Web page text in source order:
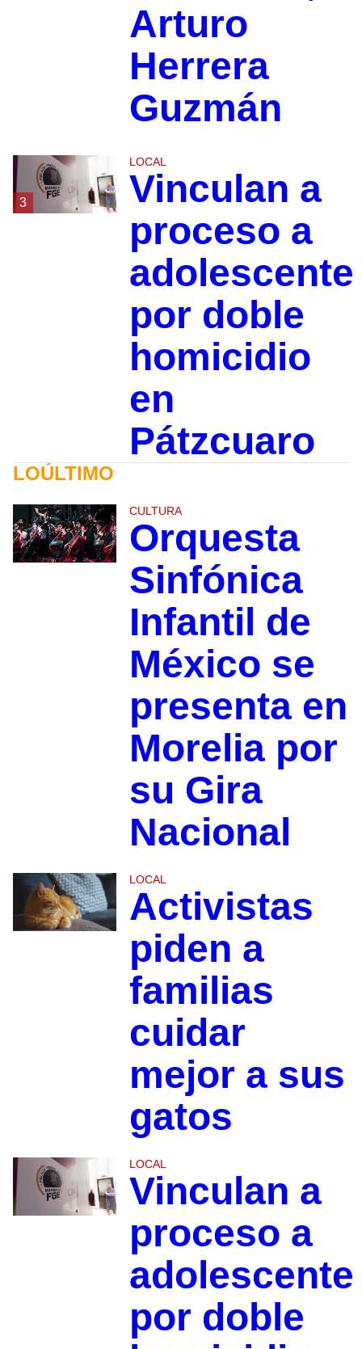
Arturo
Herrera
Guzmán
3
LOCAL
Vinculan a
proceso a
adolescente
por doble
homicidio
en
Pátzcuaro
LOÚLTIMO
CULTURA
Orquesta
Sinfónica
Infantil de
México se
presenta en
Morelia por
su Gira
Nacional
LOCAL
Activistas
piden a
familias
cuidar
mejor a sus
gatos
LOCAL
Vinculan a
proceso a
adolescente
por doble